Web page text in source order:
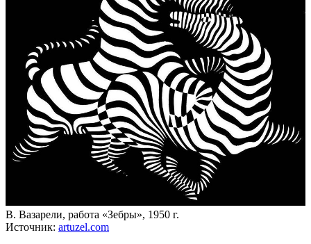
В. Вазарели, работа «Зебры», 1950 г.
Источник: artuzel.com